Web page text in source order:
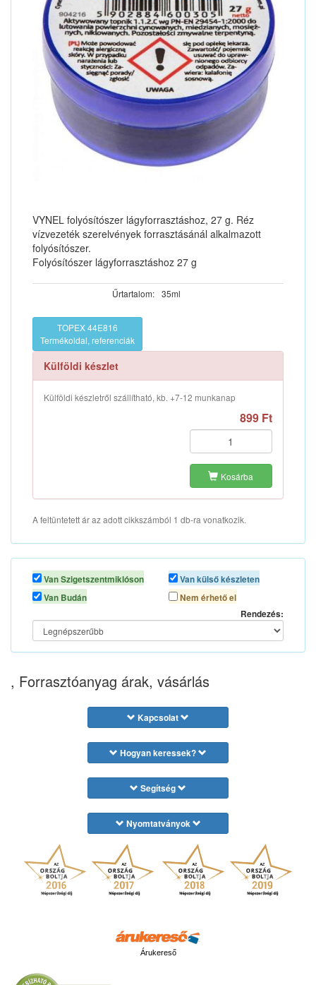
VYNEL folyósítószer lágyforrasztáshoz, 27 g. Réz
vízvezeték szerelvények forrasztásánál alkalmazott
folyósítószer.
Folyósítószer lágyforrasztáshoz 27 g
Űrtartalom: 35ml
TOPEX 44E816
Termékoldal, referenciák
Külföldi készlet
Külföldi készletről szállítható, kb. +7-12 munkanap
899 Ft
Kosárba
A feltüntetett ár az adott cikkszámból 1 db-ra vonatkozik.
Van Szigetszentmiklóson
Van Budán
Van külső készleten
Nem érhető el
Rendezés:
, Forrasztóanyag árak, vásárlás
Kapcsolat
Hogyan keressek?
Segítség
Nyomtatványok
Árukereső